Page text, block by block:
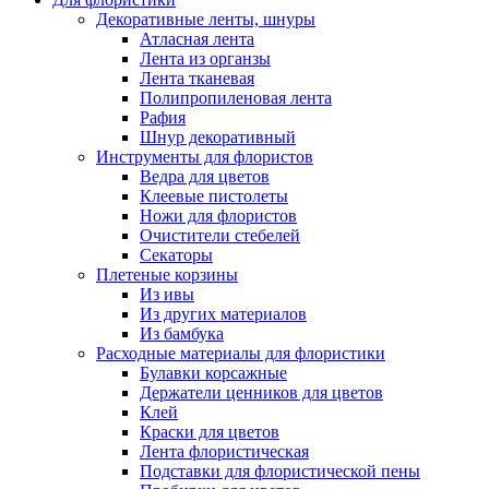
Декоративные ленты, шнуры
Атласная лента
Лента из органзы
Лента тканевая
Полипропиленовая лента
Рафия
Шнур декоративный
Инструменты для флористов
Ведра для цветов
Клеевые пистолеты
Ножи для флористов
Очистители стебелей
Секаторы
Плетеные корзины
Из ивы
Из других материалов
Из бамбука
Расходные материалы для флористики
Булавки корсажные
Держатели ценников для цветов
Клей
Краски для цветов
Лента флористическая
Подставки для флористической пены